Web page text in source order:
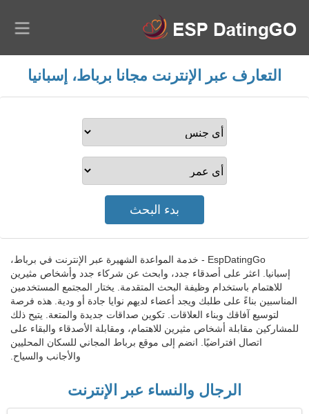
التعارف عبر الإنترنت مجانا برباط، إسبانيا
EspDatingGo - خدمة المواعدة الشهيرة عبر الإنترنت في برباط،
إسبانيا. اعثر على أصدقاء جدد، وابحث عن شركاء جدد وأشخاص مثيرين
للاهتمام باستخدام وظيفة البحث المتقدمة. يختار المجتمع المستخدمين
المناسبين بناءً على طلبك ويجد أعضاء لديهم نوايا جادة أو ودية. هذه فرصة
لتوسيع آفاقك وبناء العلاقات. تكوين صداقات جديدة والمتعة. يتيح ذلك
للمشاركين مقابلة أشخاص مثيرين للاهتمام، ومقابلة الأصدقاء والبقاء على
اتصال افتراضيًا. انضم إلى موقع برباط المجاني للسكان المحليين
والأجانب والسياح.
الرجال والنساء عبر الإنترنت